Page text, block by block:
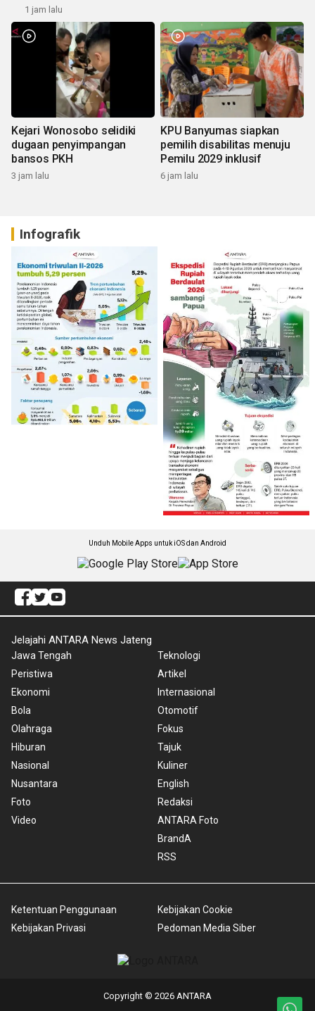
1 jam lalu
Kejari Wonosobo selidiki
dugaan penyimpangan
bansos PKH
3 jam lalu
KPU Banyumas siapkan
pemilih disabilitas menuju
Pemilu 2029 inklusif
6 jam lalu
Infografik
Unduh Mobile Apps untuk iOS dan Android
Jelajahi ANTARA News Jateng
Jawa Tengah
Peristiwa
Ekonomi
Bola
Olahraga
Hiburan
Nasional
Nusantara
Foto
Video
Teknologi
Artikel
Internasional
Otomotif
Fokus
Tajuk
Kuliner
English
Redaksi
ANTARA Foto
BrandA
RSS
Ketentuan Penggunaan
Kebijakan Privasi
Kebijakan Cookie
Pedoman Media Siber
Copyright © 2026 ANTARA